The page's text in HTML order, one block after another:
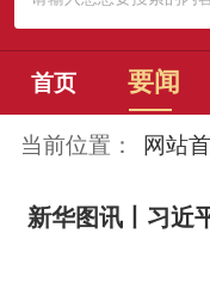
首页 要闻
当前位置： 网站
新华图讯丨习近